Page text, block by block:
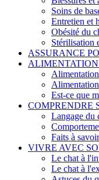
Soins de
Entretien et
Obésité du
Stérilisation
ASSURANCE
Est-ce que
COMPRENDRE
Langage du
Faits à
VIVRE AVEC
Le chat à
Le chat à